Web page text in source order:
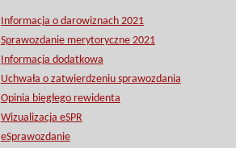
Informacja o darowiznach 2021
Sprawozdanie merytoryczne 2021
Informacja dodatkowa
Uchwała o zatwierdzeniu sprawozdania
Opinia biegłego rewidenta
Wizualizacja eSPR
eSprawozdanie